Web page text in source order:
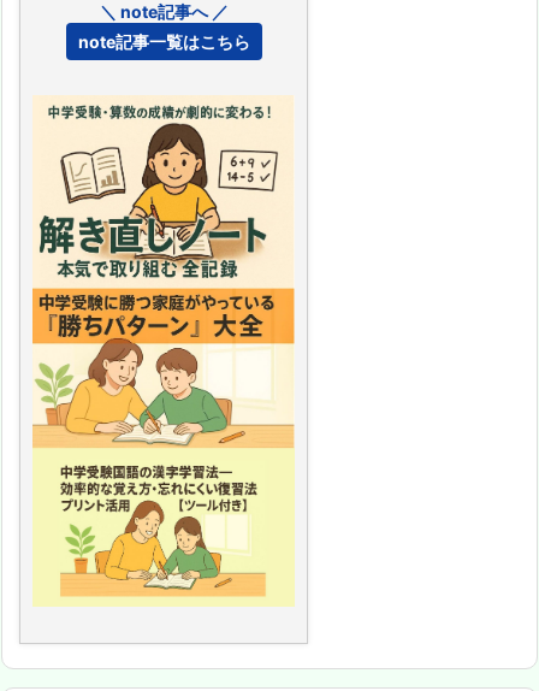
＼ note記事へ ／
note記事一覧はこちら